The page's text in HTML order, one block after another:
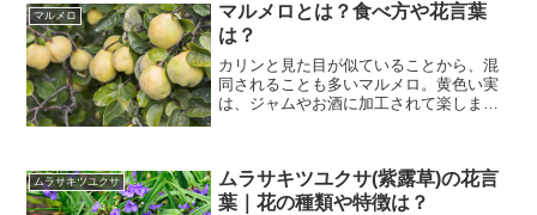
マルメロ
マルメロとは？食べ方や花言葉
は？
カリンと見た目が似ていることから、混
同されることも多いマルメロ。黄色い実
は、ジャムやお酒に加工されて楽しまれ
や漢方薬に利用されてきた...
ムラサキツユクサ
ムラサキツユクサ(紫露草)の花言
葉｜花の種類や特徴は？